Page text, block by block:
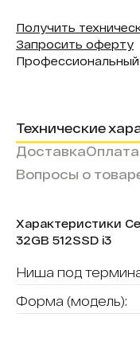
Получить
Запросить оферту
Технические
ДоставкаОплата
Вопросы о
Характеристики
32GB 512SSD i3
Ниша под
Форма (модель):